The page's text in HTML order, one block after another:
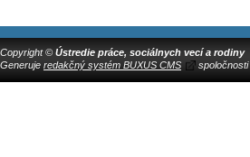
Copyright © Ústredie práce, sociálnych vecí a rodiny
Generuje redakčný systém BUXUS CMS spoločnosti